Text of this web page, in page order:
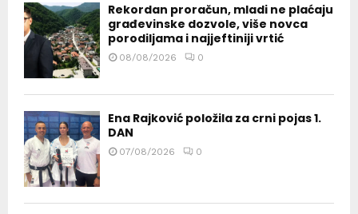
Rekordan proračun, mladi ne plaćaju
građevinske dozvole, više novca
porodiljama i najjeftiniji vrtić
08/08/2026 0
Ena Rajković položila za crni pojas 1.
DAN
07/08/2026 0